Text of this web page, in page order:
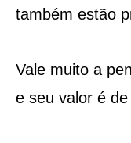
também estão
Vale muito a
e seu valor é